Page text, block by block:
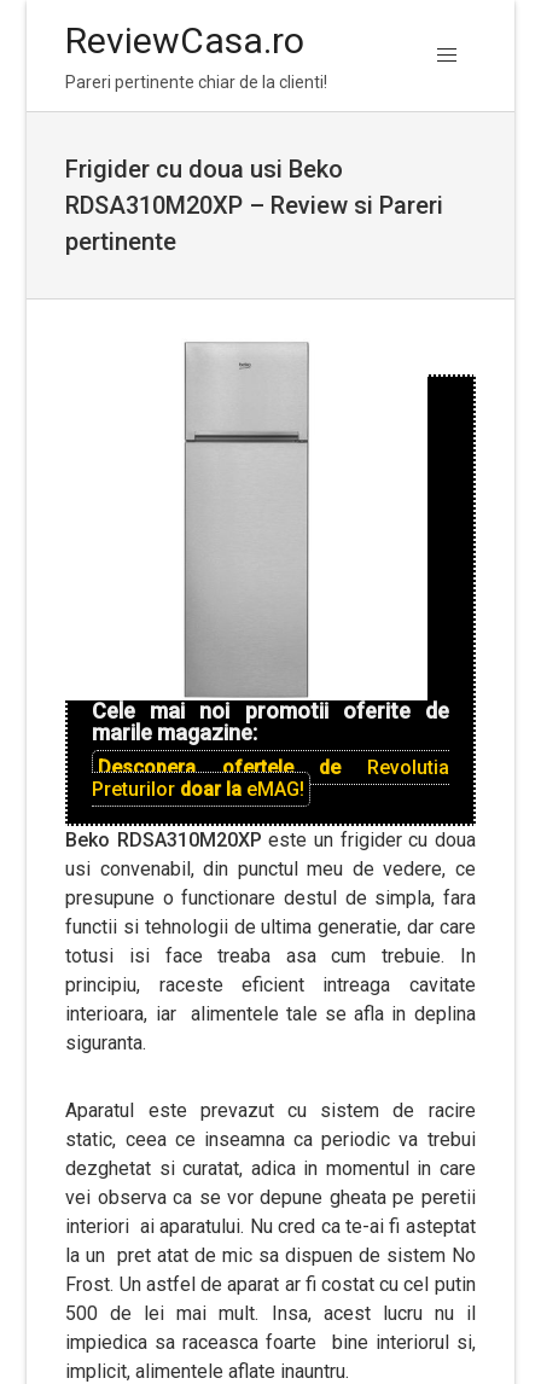
ReviewCasa.ro
Pareri pertinente chiar de la clienti!
Frigider cu doua usi Beko
RDSA310M20XP – Review si Pareri
pertinente
Cele mai noi promotii oferite de
marile magazine:
Descopera ofertele de Revolutia
Preturilor doar la eMAG!
Beko RDSA310M20XP este un frigider cu doua
usi convenabil, din punctul meu de vedere, ce
presupune o functionare destul de simpla, fara
functii si tehnologii de ultima generatie, dar care
totusi isi face treaba asa cum trebuie. In
principiu, raceste eficient intreaga cavitate
interioara, iar alimentele tale se afla in deplina
siguranta.
Aparatul este prevazut cu sistem de racire
static, ceea ce inseamna ca periodic va trebui
dezghetat si curatat, adica in momentul in care
vei observa ca se vor depune gheata pe peretii
interiori ai aparatului. Nu cred ca te-ai fi asteptat
la un pret atat de mic sa dispuen de sistem No
Frost. Un astfel de aparat ar fi costat cu cel putin
500 de lei mai mult. Insa, acest lucru nu il
impiedica sa raceasca foarte bine interiorul si,
implicit, alimentele aflate inauntru.